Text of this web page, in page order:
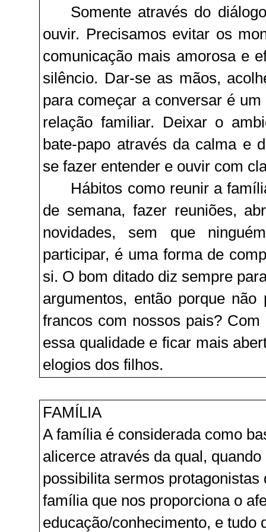
Somente através do
ouvir. Precisamos evitar os
comunicação mais amorosa e
silêncio. Dar-se as mãos,
para começar a conversar é
relação familiar. Deixar o
bate-papo através da calma e
se fazer entender e ouvir com
Hábitos como reunir a
de semana, fazer reuniões,
novidades, sem que
participar, é uma forma de
si. O bom ditado diz sempre
argumentos, então porque
francos com nossos pais?
essa qualidade e ficar mais
elogios dos filhos.
FAMÍLIA
A família é considerada como
alicerce através da qual,
possibilita sermos
família que nos proporciona o
educação/conhecimento, e tudo